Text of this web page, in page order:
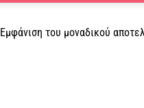
Εμφάνιση του μοναδικού